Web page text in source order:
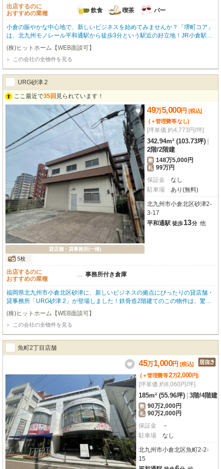
出店するのに
おすすめの業種
飲食 喫茶 バー
小倉の賑やかな中心地で、新しいビジネスを始めてみませんか？「堺町コア」
は、北九州モノレール平和通駅から徒歩3分という駅近の好立地！JR小倉駅も
徒歩8分と、複数路線が利用できるため、お客様にとってもスタッフの方にと
ってもアクセス抜群です。1階の路面店で前面ガラス張り、袖看板もございま
すので、視認性が高く集客力も期待できます。広々とした81.71㎡の空間は、
居酒屋跡の居抜き物件。初期費用を抑えてスムーズな開業が叶うのが嬉しいポ
イントです。（※造作譲渡費用は別途ご相談ください。）飲食全般（重飲食含
む）はもちろん、バーやカフェなど幅広い業種に対応可能です。エアコンや男
女別トイレ、ガス・給排水設備も完備しています。周辺にはコンビニ、飲食
に後押ししてくれる環境が整っています。新しいお店の夢を、この場所で実現
させてみませんか？ぜひ一度、現地をご見学ください。
(株)ヒットホーム【WEB面談可】
この会社の全物件を見る
URG砂津.2
ここ最近で35回 見られています！
貸店舗・貸事務所(一棟)
5枚
49万5,000円 [税込]
(＋管理費等なし)
[坪単価 約4,773円/坪]
342.94m² (103.73坪)
2階/2階建
敷 148万5,000円
礼 99万円
保証金
なし
駐車場
あり(無料)
北九州市小倉北区砂津2-
3-17
平和通駅 徒歩13分 他
出店するのに
おすすめの業種
… 事務所付き倉庫
福岡県北九州市小倉北区砂津に、新しいビジネスの拠点にぴったりの貸店舗・
貸事務所「URG砂津.2」が登場しました！鉄骨造2階建てのこの物件は、驚く
ことに建築されてから一度も使用されていない「未使用」の状態。広々とした
空間で、あなたの新しい挑戦を応援します。専有面積は342.94m²とゆとりの
ある広さで、事務所付き倉庫や作業所、貸倉庫として多様なビジネスにご活用
いただけます。無料駐車場を完備していますので、お車でのアクセスはもちろ
ん、荷物の搬入出もスムーズに行っていただけます。照明器具やガス・給排水
設備も整っており、快適なビジネス環境がすぐに手に入りますよ。周辺にはセ
ブンイレブン（徒歩1分）や、わくわく広場、サンキュードラッグ、カルディ
コーヒーファーム（いずれも徒歩4分圏内）があり、日々の買い物や急な用事
にも大変便利です。この機会にぜひ、現地で物件の広さと可能性をご体感くだ
さい。内覧のご予約を心よりお待ちしております！
(株)ヒットホーム【WEB面談可】
この会社の全物件を見る
魚町2丁目店舗
45万1,000円 [税込]
(＋管理費等2万2,000円)
[坪単価 約8,060円/坪]
185m² (55.96坪) 3階/4階建
敷 90万2,000円
礼 90万2,000円
保証金
－
駐車場
なし
北九州市小倉北区魚町2-2-
15